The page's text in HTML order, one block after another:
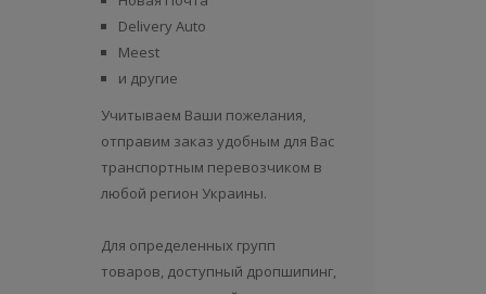
Delivery Auto
Meest
и другие
Учитываем Ваши пожелания,
отправим заказ удобным для Вас
транспортным перевозчиком в
любой регион Украины.
Для определенных групп
товаров, доступный дропшипинг,